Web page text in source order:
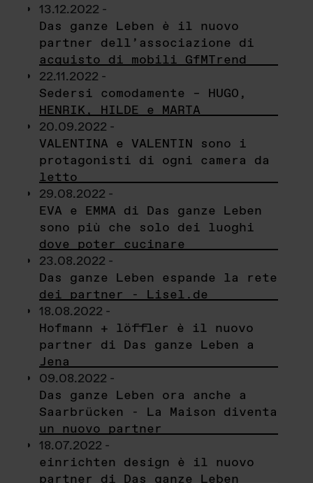
13.12.2022 -
Das ganze Leben è il nuovo
partner dell’associazione di
acquisto di mobili GfMTrend
22.11.2022 -
Sedersi comodamente – HUGO,
HENRIK, HILDE e MARTA
20.09.2022 -
VALENTINA e VALENTIN sono i
protagonisti di ogni camera da
letto
29.08.2022 -
EVA e EMMA di Das ganze Leben
sono più che solo dei luoghi
dove poter cucinare
23.08.2022 -
Das ganze Leben espande la rete
dei partner - Lisel.de
18.08.2022 -
Hofmann + löffler è il nuovo
partner di Das ganze Leben a
Jena
09.08.2022 -
Das ganze Leben ora anche a
Saarbrücken - La Maison diventa
un nuovo partner
18.07.2022 -
einrichten design è il nuovo
partner di Das ganze Leben